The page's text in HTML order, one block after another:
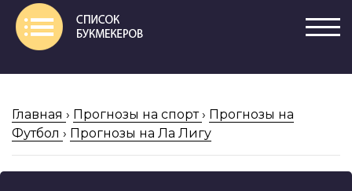
Главная › Прогнозы на спорт › Прогнозы на
Футбол › Прогнозы на Ла Лигу